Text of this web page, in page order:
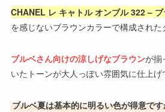
CHANEL レ キャトル オンブル 322 –
を感じないブラウンカラーで構成された
ブルベさん向けの涼しげなブラウンが揃
いたトーンが大人っぽい雰囲気に仕上げ
ブルベ夏は基本的に明るい色が得意で